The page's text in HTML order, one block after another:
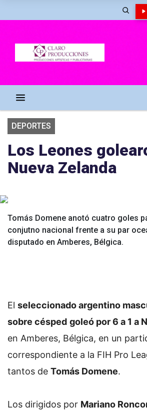
DEPORTES
Los Leones
Nueva Zelanda
Tomás Domene anotó cuatro goles
conjutno nacional frente a su par
disputado en Amberes, Bélgica.
El seleccionado argentino
sobre césped goleó por 6 a 1 a
en Amberes, Bélgica, en un
correspondiente a la FIH Pro
tantos de Tomás Domene.
Los dirigidos por Mariano